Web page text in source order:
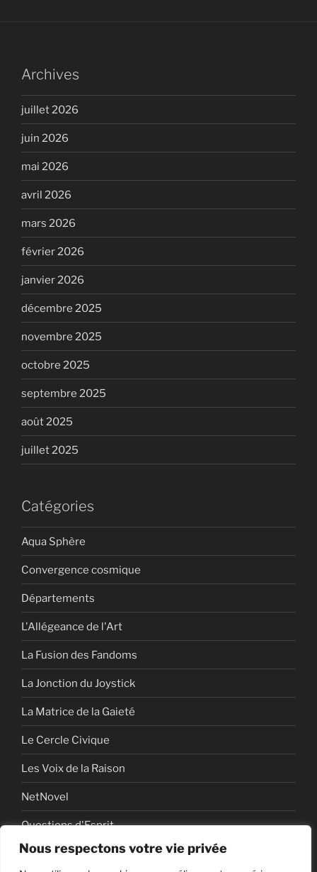
Nous respectons votre vie privée
Archives
juillet 2026
juin 2026
mai 2026
avril 2026
mars 2026
février 2026
janvier 2026
décembre 2025
novembre 2025
octobre 2025
septembre 2025
août 2025
juillet 2025
Catégories
Aqua Sphère
Convergence cosmique
Départements
L'Allégeance de l'Art
La Fusion des Fandoms
La Jonction du Joystick
La Matrice de la Gaieté
Le Cercle Civique
Les Voix de la Raison
NetNovel
Questions d'Esprit
Série